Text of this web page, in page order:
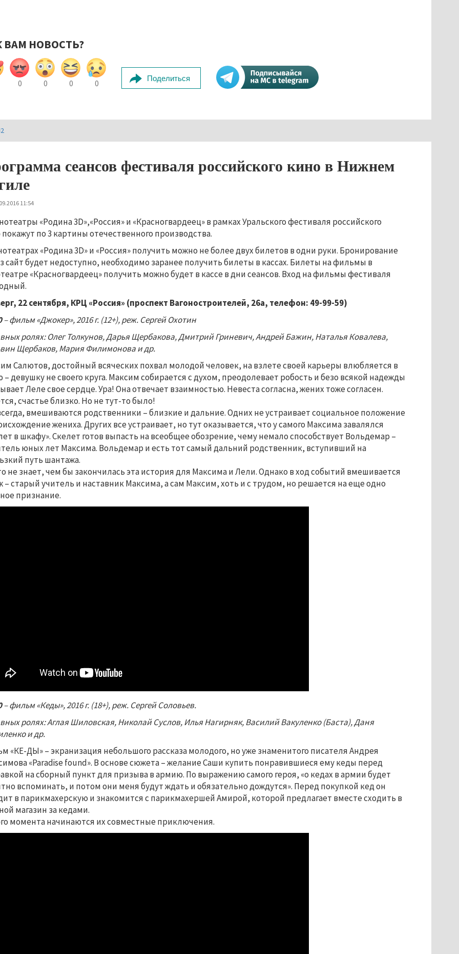
ВАМ НОВОСТЬ?
0 0 0 0
Поделиться
сеансов фестиваля российского кино в Нижнем
11:54
«Родина 3D»,«Россия» и «Красногвардеец» в рамкахУральского фестиваля российского
покажут по 3 картины отечественного производства.
«Родина 3D» и «Россия»получить можно не более двух билетов в одни руки. Бронирование
сайт будет недоступно, необходимо заранее получить билеты в кассах. Билеты на фильмы в
«Красногвардеец» получить можно будет в кассе в дни сеансов. Вход на фильмы фестиваля
22 сентября, КРЦ «Россия» (проспект Вагоностроителей, 26а, телефон: 49-99-59)
–фильм «Джокер», 2016 г. (12+), реж. Сергей Охотин
ролях: Олег Толкунов, Дарья Щербакова, Дмитрий Гриневич, Андрей Бажин, Наталья Ковалева,
Щербаков, Мария Филимонова и др.
Салютов, достойный всяческих похвал молодой человек, на взлете своей карьеры влюбляется в
девушку не своего круга. Максим собирается с духом, преодолевает робость и безо всякой надежды
Леле свое сердце. Ура! Она отвечает взаимностью. Невеста согласна, жених тоже согласен.
счастье близко. Но не тут-то было!
вмешиваются родственники – близкие и дальние. Одних не устраивает социальное положение
жениха. Других все устраивает, но тут оказывается, что у самого Максима завалялся
в шкафу». Скелет готов выпасть на всеобщее обозрение, чему немало способствует Вольдемар –
юных лет Максима. Вольдемар и есть тот самый дальний родственник, вступивший на
путь шантажа.
не знает, чем бы закончилась эта история для Максима и Лели. Однако в ход событий вмешивается
старый учитель и наставник Максима, а сам Максим, хоть и с трудом, но решается на еще одно
признание.
–фильм «Кеды», 2016 г. (18+), реж. Сергей Соловьев.
ролях: Аглая Шиловская, Николай Суслов, Илья Нагирняк, Василий Вакуленко (Баста), Даня
и др.
«КЕ-ДЫ» – экранизация небольшого рассказа молодого, но уже знаменитого писателя Андрея
«Paradise found». В основе сюжета – желание Саши купить понравившиеся ему кеды перед
на сборный пункт для призыва в армию. По выражению самого героя, «о кедах в армии будет
вспоминать, и потом они меня будут ждать и обязательно дождутся». Перед покупкой кед он
в парикмахерскую и знакомится с парикмахершей Амирой, которой предлагает вместе сходить в
магазин за кедами.
момента начинаются их совместные приключения.